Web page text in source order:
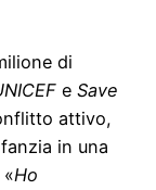
di
e Save
attivo,
in una
Ho